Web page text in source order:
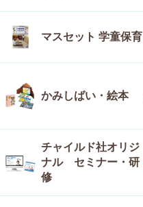
マスセット 学童保育
かみしばい・絵本
チャイルド社オリジ
ナル セミナー・研
修